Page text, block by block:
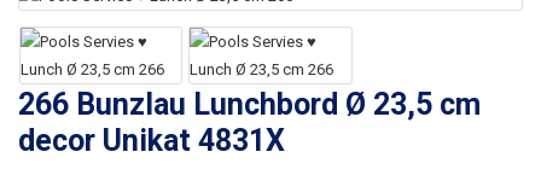
266 Bunzlau Lunchbord Ø 23,5 cm
decor Unikat 4831X